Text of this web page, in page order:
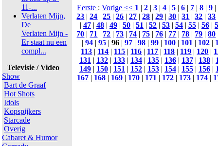
11-...
Verlaten Mijn,
De
Verlaten Mijn -
Er staat nu een
compl...
Televisie / Video
Show
Bart de Graaf
Hot Shots
Idols
Kopspijkers
Starcade
Overig
Cabaret & Humor
Eerste : Vorige << 1 | 2 | 3 | 4 | 5 | 6 | 7 | 8 | 9 |
23 |24 |25 |26 |27 |28 |29 |30 |31 |32 |33
| 47 | 48 | 49 | 50 | 51 | 52 | 53 | 54 | 55 | 56 |
70 | 71 | 72 | 73 | 74 | 75 | 76 | 77 | 78 | 79 |80
| 94 | 95 | 96 | 97 | 98 | 99 | 100 | 101 | 102 |
113 | 114 | 115 | 116 | 117 | 118 | 119 | 120 |
131 | 132 | 133 | 134 | 135 | 136 | 137 | 138 |
149 | 150 | 151 | 152 | 153 | 154 | 155 | 156 |
167 | 168 | 169 | 170 | 171 | 172 | 173 | 174 |